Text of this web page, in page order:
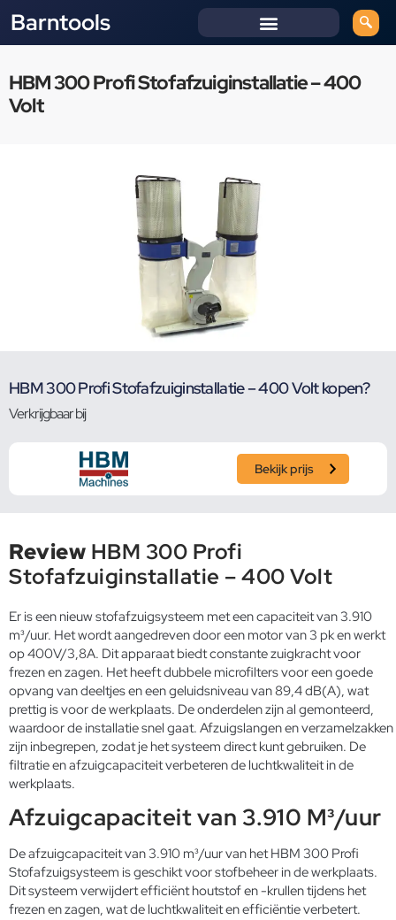
Barntools
HBM 300 Profi Stofafzuiginstallatie – 400
Volt
HBM 300 Profi Stofafzuiginstallatie – 400 Volt kopen?
Verkrijgbaar bij
Bekijk prijs
Review HBM 300 Profi
Stofafzuiginstallatie – 400 Volt
Er is een nieuw stofafzuigsysteem met een capaciteit van 3.910
m³/uur. Het wordt aangedreven door een motor van 3 pk en werkt
op 400V/3,8A. Dit apparaat biedt constante zuigkracht voor
frezen en zagen. Het heeft dubbele microfilters voor een goede
opvang van deeltjes en een geluidsniveau van 89,4 dB(A), wat
prettig is voor de werkplaats. De onderdelen zijn al gemonteerd,
waardoor de installatie snel gaat. Afzuigslangen en verzamelzakken
zijn inbegrepen, zodat je het systeem direct kunt gebruiken. De
filtratie en afzuigcapaciteit verbeteren de luchtkwaliteit in de
werkplaats.
Afzuigcapaciteit van 3.910 M³/uur
De afzuigcapaciteit van 3.910 m³/uur van het HBM 300 Profi
Stofafzuigsysteem is geschikt voor stofbeheer in de werkplaats.
Dit systeem verwijdert efficiënt houtstof en -krullen tijdens het
frezen en zagen, wat de luchtkwaliteit en efficiëntie verbetert.